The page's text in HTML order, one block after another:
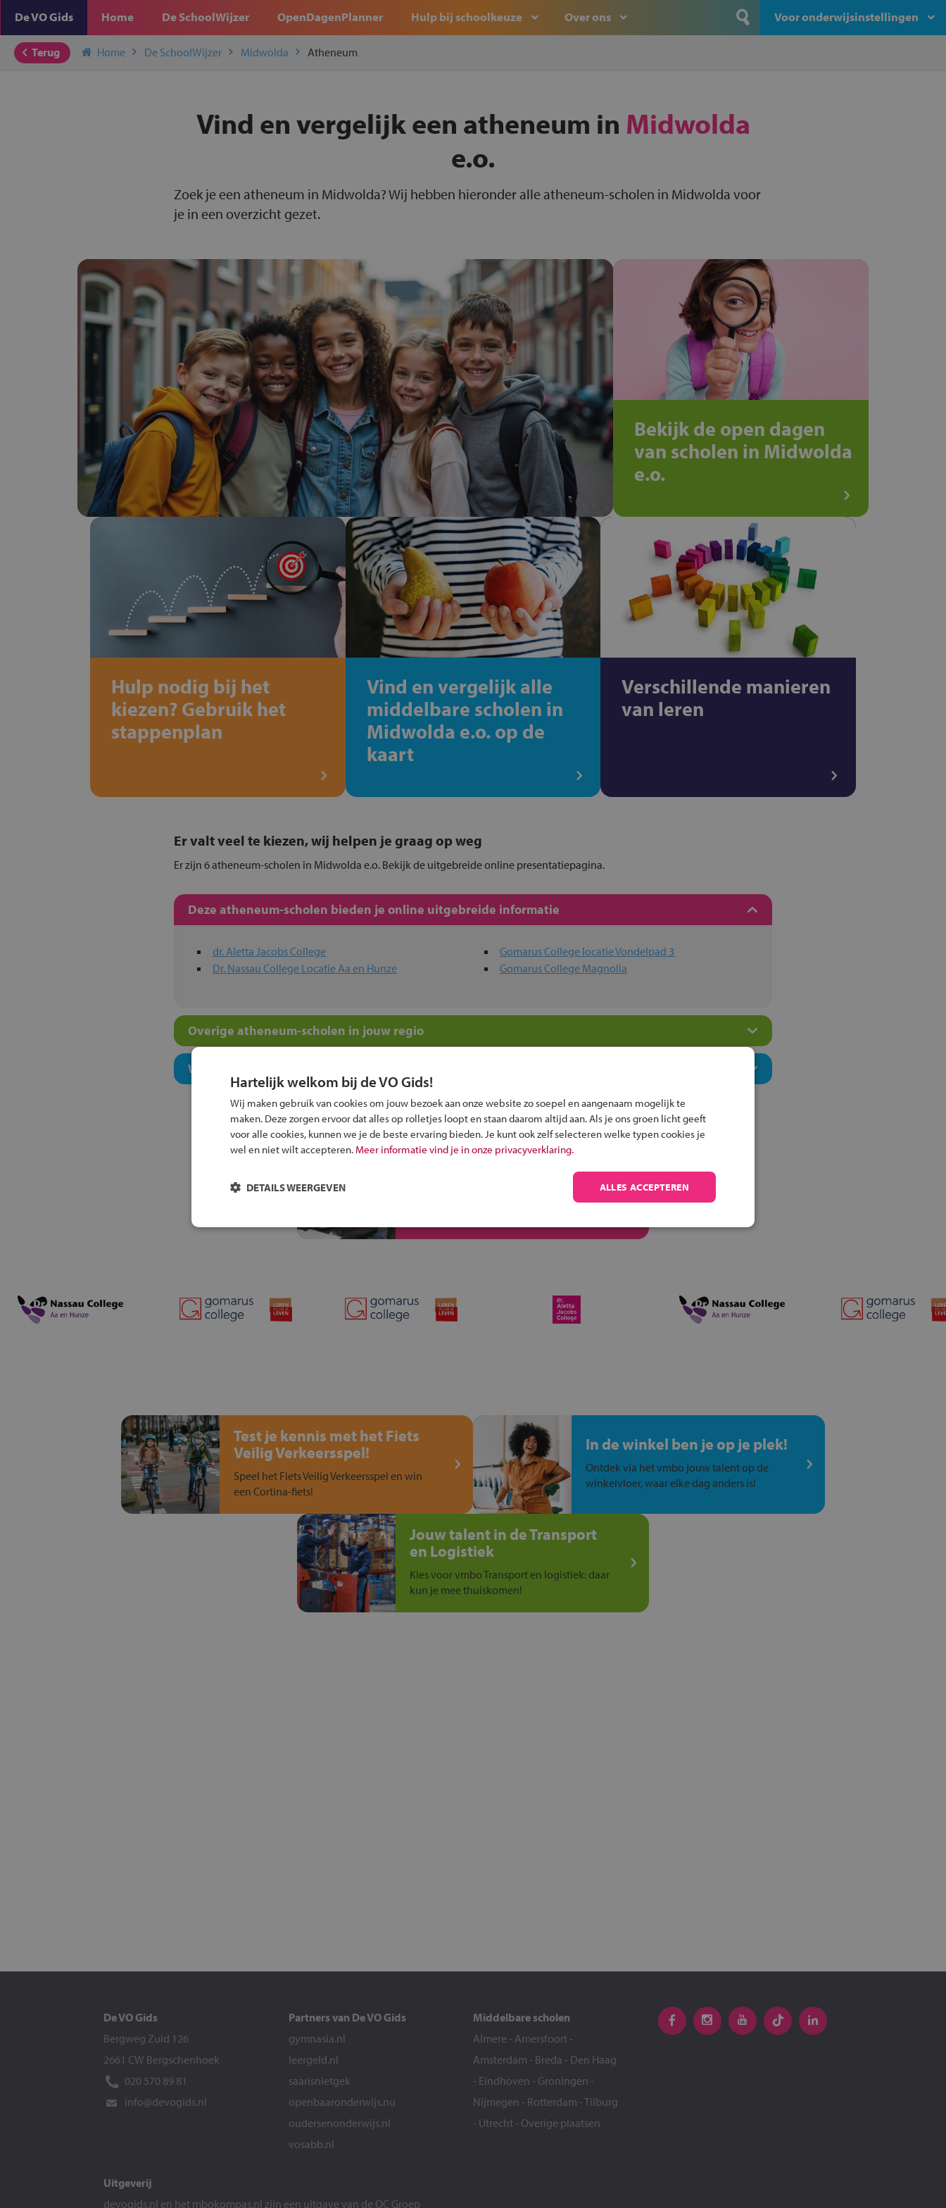
De VO Gids Home De SchoolWijzer OpenDagenPlanner Hulp bij schoolkeuze Over ons Voor onderwijsinstellingen
Terug Home De SchoolWijzer Midwolda Atheneum
Vind en vergelijk een atheneum in Midwolda
e.o.
Zoek je een atheneum in Midwolda? Wij hebben hieronder alle atheneum-scholen in Midwolda voor
je in een overzicht gezet.
Bekijk de open dagen
van scholen in Midwolda
e.o.
Hulp nodig bij het
kiezen? Gebruik het
stappenplan
Vind en vergelijk alle
middelbare scholen in
Midwolda e.o. op de
kaart
Verschillende manieren
van leren
Er valt veel te kiezen, wij helpen je graag op weg
Er zijn 6 atheneum-scholen in Midwolda e.o. Bekijk de uitgebreide online presentatiepagina.
Deze atheneum-scholen bieden je online uitgebreide informatie
dr. Aletta Jacobs College
Dr. Nassau College Locatie Aa en Hunze
Gomarus College locatie Vondelpad 3
Gomarus College Magnolia
Overige atheneum-scholen in jouw regio
Welk onderwijsconcept past bij jou?
Alle informatie om je kind aan te melden bij
Test je kennis met het Fiets
Veilig Verkeersspel!
Speel het Fiets Veilig Verkeersspel en win
een Cortina-fiets!
In de winkel ben je op je plek!
Ontdek via het vmbo jouw talent op de
winkelvloer, waar elke dag anders is!
Jouw talent in de Transport
en Logistiek
Kies voor vmbo Transport en logistiek: daar
kun je mee thuiskomen!
De VO Gids
Bergweg Zuid 126
2661 CW Bergschenhoek
020 570 89 81
info@devogids.nl
Partners van De VO Gids
gymnasia.nl
leergeld.nl
saarisnietgek
openbaaronderwijs.nu
oudersenonderwijs.nl
vosabb.nl
Middelbare scholen
Almere - Amersfoort -
Amsterdam - Breda - Den Haag
- Eindhoven - Groningen -
Nijmegen - Rotterdam -Tilburg
- Utrecht - Overige plaatsen
Uitgeverij
devogids.nl en het mbokompas.nl zijn een uitgave van de OC Groep
Hartelijk welkom bij de VO Gids!
Wij maken gebruik van cookies om jouw bezoek aan onze website zo soepel en aangenaam mogelijk te
maken. Deze zorgen ervoor dat alles op rolletjes loopt en staan daarom altijd aan. Als je ons groen licht geeft
voor alle cookies, kunnen we je de beste ervaring bieden. Je kunt ook zelf selecteren welke typen cookies je
wel en niet wilt accepteren. Meer informatie vind je in onze privacyverklaring.
ALLES ACCEPTEREN
DETAILS WEERGEVEN